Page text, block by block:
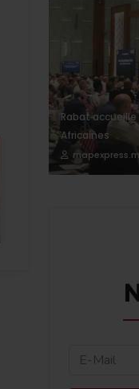
Rabat
Africaines